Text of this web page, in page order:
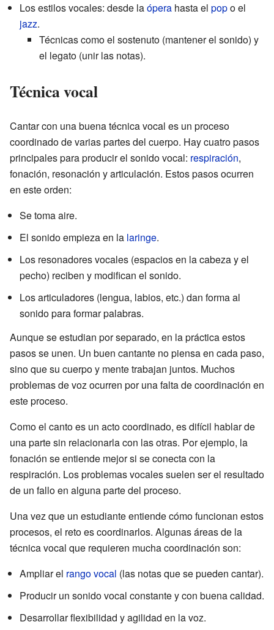
Los estilos vocales: desde laópera hasta el popo el
jazz.
Técnicas como el sostenuto (mantener el sonido) y
el legato (unir las notas).
Técnica vocal
Cantar con una buena técnica vocal es un proceso
coordinado de varias partes del cuerpo. Hay cuatro pasos
principales para producir el sonido vocal: respiración,
fonación, resonación y articulación. Estos pasos ocurren
en este orden:
Se toma aire.
El sonido empieza en la laringe.
Los resonadores vocales (espacios en la cabeza y el
pecho) reciben y modifican el sonido.
Los articuladores (lengua, labios, etc.) dan forma al
sonido para formar palabras.
Aunque se estudian por separado, en la práctica estos
pasos se unen. Un buen cantante no piensa en cada paso,
sino que su cuerpo y mente trabajan juntos. Muchos
problemas de voz ocurren por una falta de coordinación en
este proceso.
Como el canto es un acto coordinado, es difícil hablar de
una parte sin relacionarla con las otras. Por ejemplo, la
fonación se entiende mejor si se conecta con la
respiración. Los problemas vocales suelen ser el resultado
de un fallo en alguna parte del proceso.
Una vez que un estudiante entiende cómo funcionan estos
procesos, el reto es coordinarlos. Algunas áreas de la
técnica vocal que requieren mucha coordinación son:
Ampliar el rango vocal (las notas que se pueden cantar).
Producir un sonido vocal constante y con buena calidad.
Desarrollar flexibilidad y agilidad en la voz.